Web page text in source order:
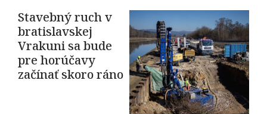
Stavebný ruch v
bratislavskej
Vrakuni sa bude
pre horúčavy
začínať skoro ráno